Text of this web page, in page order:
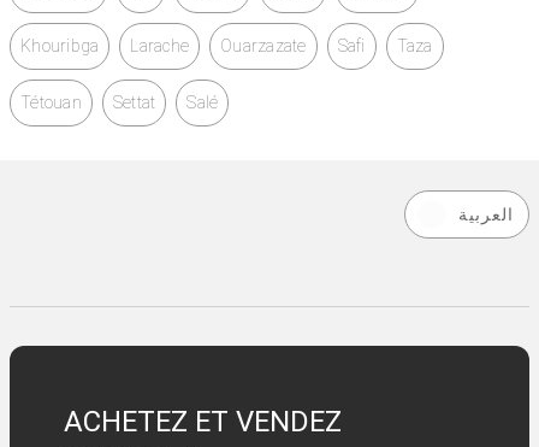
Khouribga Larache Ouarzazate Safi Taza
Tétouan Settat Salé
العربية
ACHETEZ ET VENDEZ